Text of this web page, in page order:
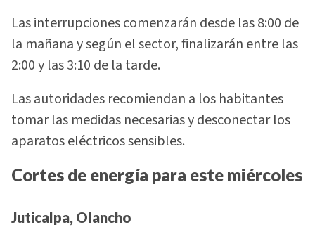
Las interrupciones comenzarán desde las 8:00 de
la mañana y según el sector, finalizarán entre las
2:00 y las 3:10 de la tarde.
Las autoridades recomiendan a los habitantes
tomar las medidas necesarias y desconectar los
aparatos eléctricos sensibles.
Cortes de energía para este miércoles
Juticalpa, Olancho